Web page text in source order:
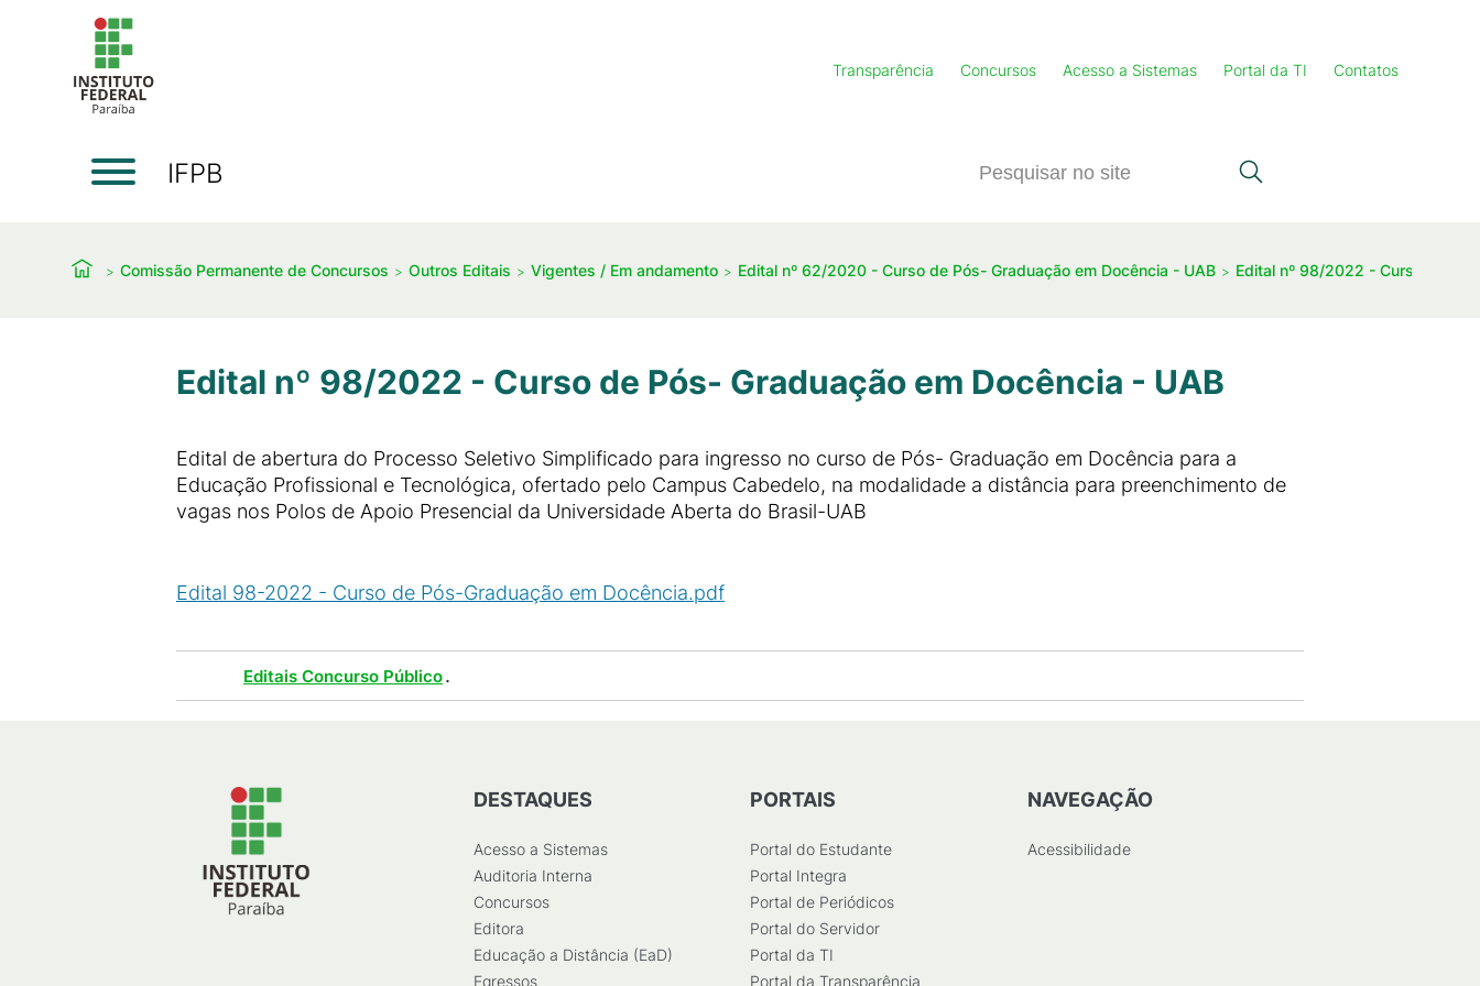
Transparência Concursos Acesso a Sistemas Portal da TI Contatos
IFPB
Comissão Permanente de Concursos Outros Editais Vigentes / Em andamento Edital nº 62/2020 - Curso de Pós- Graduação em Docência - UAB Edital nº 98/2022 - Curso de
Edital nº 98/2022 - Curso de Pós- Graduação em Docência - UAB
Edital de abertura do Processo Seletivo Simplificado para ingresso no curso de Pós- Graduação em Docência para a
Educação Profissional e Tecnológica, ofertado pelo Campus Cabedelo, na modalidade a distância para preenchimento de
vagas nos Polos de Apoio Presencial da Universidade Aberta do Brasil-UAB
Edital 98-2022 - Curso de Pós-Graduação em Docência.pdf
Editais Concurso Público.
DESTAQUES
Acesso a Sistemas
Auditoria Interna
Concursos
Editora
Educação a Distância (EaD)
Egressos
PORTAIS
Portal do Estudante
Portal Integra
Portal de Periódicos
Portal do Servidor
Portal da TI
Portal da Transparência
NAVEGAÇÃO
Acessibilidade